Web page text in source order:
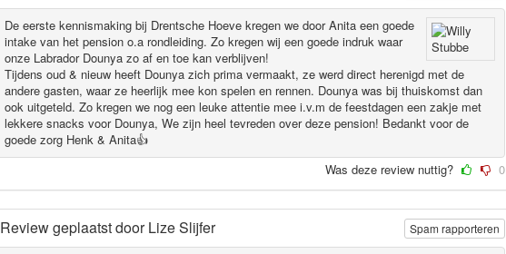
De eerste kennismaking bij Drentsche Hoeve kregen we door Anita een goede
intake van het pension o.a rondleiding. Zo kregen wij een goede indruk waar
onze Labrador Dounya zo af en toe kan verblijven!
Tijdens oud & nieuw heeft Dounya zich prima vermaakt, ze werd direct herenigd met de
andere gasten, waar ze heerlijk mee kon spelen en rennen. Dounya was bij thuiskomst dan
ook uitgeteld. Zo kregen we nog een leuke attentie mee i.v.m de feestdagen een zakje met
lekkere snacks voor Dounya, We zijn heel tevreden over deze pension! Bedankt voor de
goede zorg Henk & Anita👍
Was deze review nuttig? 0
Review geplaatst doorLize Slijfer Spam rapporteren